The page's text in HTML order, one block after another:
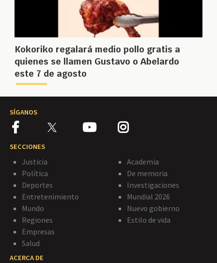
Kokoriko regalará medio pollo gratis a
quienes se llamen Gustavo o Abelardo
este 7 de agosto
SÍGANOS
SECCIONES
Justicia
Política
Deportes
Entretenimiento
Mundo
Regiones
Empresas
Salud
Academia
De memoria
Investigaciones
Mundial 2026
Nuevo gobierno
Estilo de vida
ACERCA DE